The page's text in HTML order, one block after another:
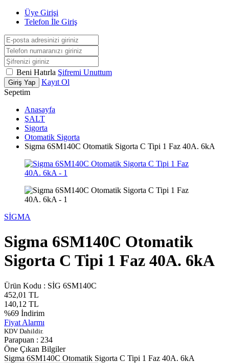
Üye Girişi
Telefon İle Giriş
Beni Hatırla Şifremi Unuttum
Giriş Yap
Kayıt Ol
Sepetim
Anasayfa
ŞALT
Sigorta
Otomatik Sigorta
Sigma 6SM140C Otomatik Sigorta C Tipi 1 Faz 40A. 6kA
SİGMA
Sigma 6SM140C Otomatik
Sigorta C Tipi 1 Faz 40A. 6kA
Ürün Kodu : SİG 6SM140C
452,01 TL
140,12 TL
%69 İndirim
Fiyat Alarmı
KDV Dahildir.
Parapuan : 234
Öne Çıkan Bilgiler
Sigma 6SM140C Otomatik Sigorta C Tipi 1 Faz 40A. 6kA